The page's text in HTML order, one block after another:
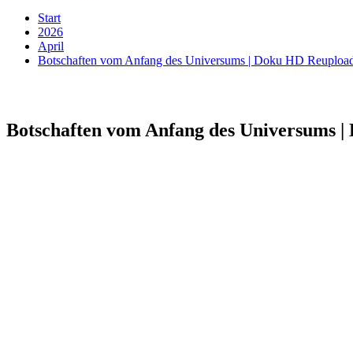
Start
2026
April
Botschaften vom Anfang des Universums | Doku HD
Botschaften vom Anfang des Universums